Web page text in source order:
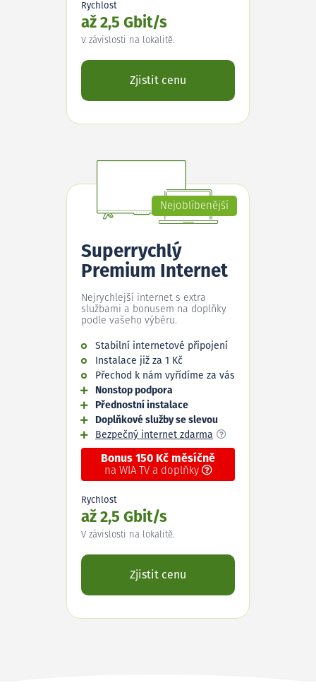
Rychlost
až 2,5 Gbit/s
V závislosti na lokalitě.
Zjistit cenu
Nejoblíbenější
Superrychlý
Premium Internet
Nejrychlejší internet s extra
službami a bonusem na doplňky
podle vašeho výběru.
Stabilní internetové připojení
Instalace již za 1 Kč
Přechod k nám vyřídíme za vás
Nonstop podpora
Přednostní instalace
Doplňkové služby se slevou
Bezpečný internet zdarma
Bonus 150 Kč měsíčně
na WIA TV a doplňky
Rychlost
až 2,5 Gbit/s
V závislosti na lokalitě.
Zjistit cenu